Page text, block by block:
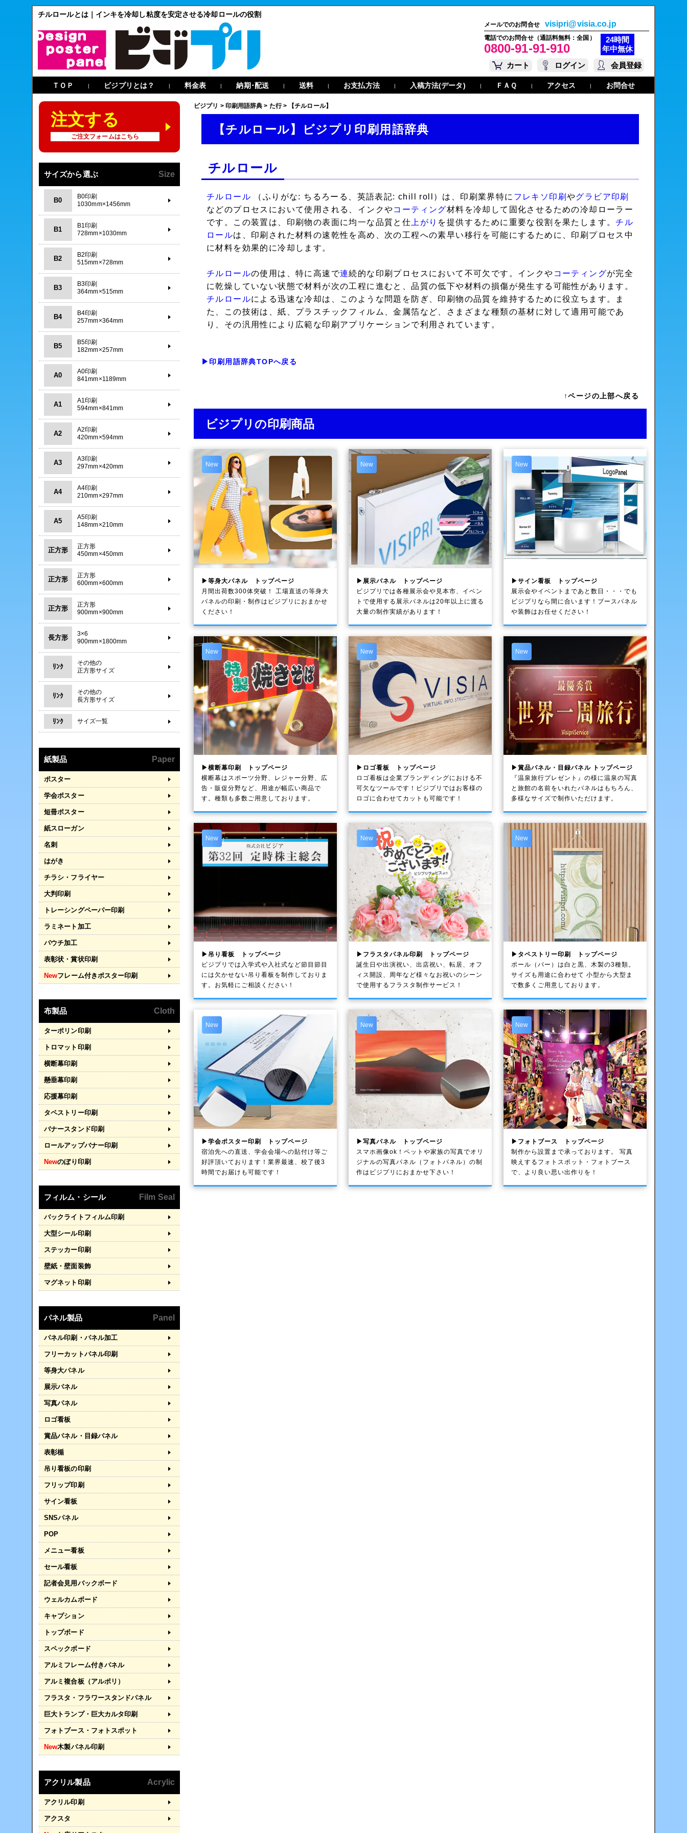
チルロールとは｜インキを冷却し粘度を安定させる冷却ロールの役割
メールでのお問合せ visipri@visia.co.jp
電話でのお問合せ（通話料無料：全国）
0800-91-91-910
24時間
年中無休
カート
ログイン 会員登録
ＴＯＰ | ビジプリとは？ | 料金表 | 納期･配送 | 送料 | お支払方法 | 入稿方法(データ) | ＦＡＱ | アクセス | お問合せ
ビジプリ > 印刷用語辞典 > た行> 【チルロール】
【チルロール】ビジプリ印刷用語辞典
チルロール
チルロール （ふりがな: ちるろーる、英語表記: chill roll）は、印刷業界特に フレキソ印刷やグラビア印刷
などのプロセスにおいて使用される、インクやコーティング材料を冷却して固化させるための冷却ローラー
です。この装置は、印刷物の表面に均一な品質と仕 上がり を提供するために重要な役割を果たします。チル
ロールは、印刷された材料の速乾性を高め、次の工程への素早い移行を可能にするために、印刷プロセス中
に材料を効果的に冷却します。
チルロールの使用は、特に高速で連続的な印刷プロセスにおいて不可欠です。インクや コーティングが完全
に乾燥していない状態で材料が次の工程に進むと、品質の低下や材料の損傷が発生する可能性があります。
チルロールによる迅速な冷却は、このような問題を防ぎ、印刷物の品質を維持するために役立ちます。ま
た、この技術は、紙、プラスチックフィルム、金属箔など、さまざまな種類の基材に対して適用可能であ
り、その汎用性により広範な印刷アプリケーションで利用されています。
▶印刷用語辞典TOPへ戻る
↑ページの上部へ戻る
ビジプリの印刷商品
New
▶等身大パネル トップページ
月間出荷数300体突破！ 工場直送の等身大
パネルの印刷・制作は ビジプリ におまかせ
ください！
New
▶展示パネル トップページ
ビジプリでは各種展示会や見本市、イベン
トで使用する展示パネルは20年以上に渡る
大量の制作実績があります！
New
▶サイン看板 トップページ
展示会やイベントまであと数日・・・でも
ビジプリなら間に合います！ブースパネル
や装飾はお任せください！
New
▶横断幕印刷 トップページ
横断幕はスポーツ分野、レジャー分野、広
告・販促分野など、用途が幅広い商品で
す。種類も多数ご用意しております。
New
▶ロゴ看板 トップページ
ロゴ看板は企業ブランディングにおける不
可欠なツールです！ビジプリではお客様の
ロゴに合わせてカットも可能です！
New
▶賞品パネル・目録パネル トップページ
『温泉旅行プレゼント』の様に温泉の写真
と旅館の名前をいれたパネルはもちろん、
多様なサイズで制作いただけます。
New
▶吊り看板 トップページ
ビジプリでは入学式や入社式など節目節目
には欠かせない吊り看板を制作しておりま
す。お気軽にご相談ください！
New
▶フラスタパネル印刷 トップページ
誕生日や出演祝い、出店祝い、転居、オフ
ィス開設、周年など様々なお祝いのシーン
で使用するフラスタ制作サービス！
New
▶タペストリー印刷 トップページ
ポール（バー）は白と黒、木製の3種類。
サイズも用途に合わせて 小型から大型ま
で数多くご用意しております。
New
▶学会ポスター印刷 トップページ
宿泊先への直送、学会会場への貼付け等ご
好評頂いております！業界最速、校了後3
時間でお届けも可能です！
New
▶写真パネル トップページ
スマホ画像ok！ペットや家族の写真でオリ
ジナルの写真パネル（フォトパネル）の制
作はビジプリにおまかせ下さい！
New
▶フォトブース トップページ
制作から設置まで承っております。 写真
映えするフォトスポット・フォトブース
で、より良い思い出作りを！
注文する
ご注文フォームはこちら
サイズから選ぶ Size
B0
B0印刷
1030mm×1456mm
B1
B1印刷
728mm×1030mm
B2
B2印刷
515mm×728mm
B3
B3印刷
364mm×515mm
B4
B4印刷
257mm×364mm
B5
B5印刷
182mm×257mm
A0
A0印刷
841mm×1189mm
A1
A1印刷
594mm×841mm
A2
A2印刷
420mm×594mm
A3
A3印刷
297mm×420mm
A4
A4印刷
210mm×297mm
A5
A5印刷
148mm×210mm
正方形
正方形
450mm×450mm
正方形
正方形
600mm×600mm
正方形
正方形
900mm×900mm
長方形
3×6
900mm×1800mm
ﾘﾝｸ
その他の
正方形サイズ
ﾘﾝｸ
その他の
長方形サイズ
ﾘﾝｸ サイズ一覧
紙製品 Paper
ポスター
学会ポスター
短冊ポスター
紙スローガン
名刺
はがき
チラシ・フライヤー
大判印刷
トレーシングペーパー印刷
ラミネート加工
パウチ加工
表彰状・賞状印刷
Newフレーム付きポスター印刷
布製品 Cloth
ターポリン印刷
トロマット印刷
横断幕印刷
懸垂幕印刷
応援幕印刷
タペストリー印刷
バナースタンド印刷
ロールアップバナー印刷
Newのぼり印刷
フィルム・シール Film Seal
バックライトフィルム印刷
大型シール印刷
ステッカー印刷
壁紙・壁面装飾
マグネット印刷
パネル製品 Panel
パネル印刷・パネル加工
フリーカットパネル印刷
等身大パネル
展示パネル
写真パネル
ロゴ看板
賞品パネル・目録パネル
表彰楯
吊り看板の印刷
フリップ印刷
サイン看板
SNSパネル
POP
メニュー看板
セール看板
記者会見用バックボード
ウェルカムボード
キャプション
トップボード
スペックボード
アルミフレーム付きパネル
アルミ複合板（アルポリ）
フラスタ・フラワースタンドパネル
巨大トランプ・巨大カルタ印刷
フォトブース・フォトスポット
New木製パネル印刷
アクリル製品 Acrylic
アクリル印刷
アクスタ